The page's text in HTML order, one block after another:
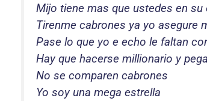
Mijo tiene mas que ustedes en su
Tirenme cabrones ya yo asegure
Pase lo que yo e echo le faltan
Hay que hacerse millionario y
No se comparen cabrones
Yo soy una mega estrella